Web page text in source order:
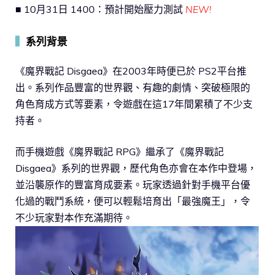
■ 10月31日 1400：預計開始壓力測試 NEW!
系列背景
《魔界戰記 Disgaea》在2003年時便已於 PS2平台推
出。系列作品豐富的世界觀、有趣的劇情、突破極限的
角色育成方式等要素，令遊戲在這17年間累積了不少支
持者。
而手機遊戲《魔界戰記 RPG》繼承了《魔界戰記
Disgaea》系列的世界觀，歷代角色亦會在本作中登場，
並沿襲原作的豐富育成要素。玩家透過針對手機平台優
化過的戰鬥系統，便可以輕鬆培育出「最強魔王」，令
不少玩家對本作充滿期待。